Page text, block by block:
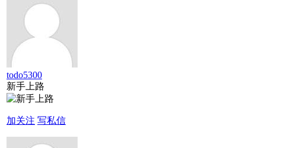
todo5300
新手上路
加关注 写私信